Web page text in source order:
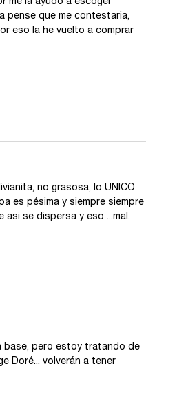
me la ayudo a escoger
pense que me contestaria,
eso la he vuelto a comprar
Jimena Velasquez
no grasosa, lo UNICO
es pésima y siempre siempre
asi se dispersa y eso ...mal.
base, pero estoy tratando de
Doré... volverán a tener